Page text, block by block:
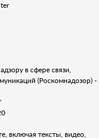
в сфере связи,
(Роскомнадозор)
включая тексты, видео,